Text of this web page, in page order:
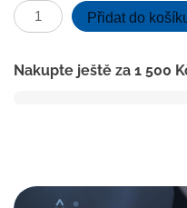
Podlahová
vpusť
D50,
150
Přidat do
Nakupte ještě za 1 500